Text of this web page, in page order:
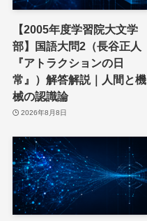
【2005年度学習院大文学
部】国語大問2（長谷正人
『アトラクションの日
常』）解答解説｜人間と機
械の認識論
2026年8月8日